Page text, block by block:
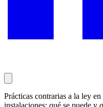
Prácticas contrarias a la ley
instalaciones: qué se puede y